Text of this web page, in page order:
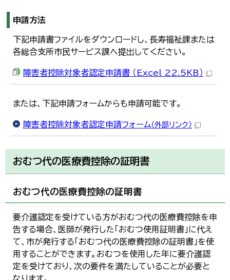
申請方法
下記申請書ファイルをダウンロードし、長寿福祉課または
各総合支所市民サービス課へ提出してください。
障害者控除対象者認定申請書 （Excel 22.5KB）
または、下記申請フォームからも申請可能です。
障害者控除対象者認定申請フォーム （外部リンク）
おむつ代の医療費控除の証明書
おむつ代の医療費控除の証明書
要介護認定を受けている方がおむつ代の医療費控除を申
告する場合、医師が発行した「おむつ使用証明書」に代え
て、市が発行する「おむつ代の医療費控除の証明書」を使
用することができます。おむつを使用した年に要介護認
定を受けており、次の要件を満たしていることが必要と